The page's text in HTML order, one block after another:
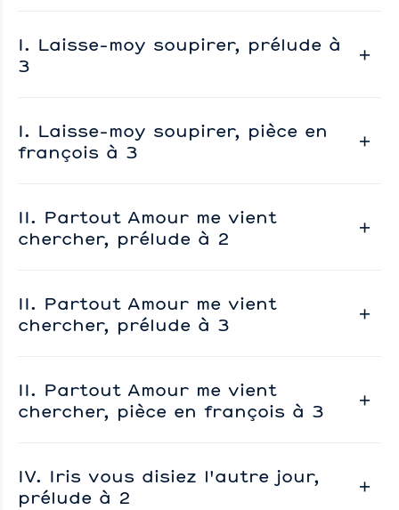
I. Laisse-moy soupirer, prélude à
3
I. Laisse-moy soupirer, pièce en
françois à 3
II. Partout Amour me vient
chercher, prélude à 2
II. Partout Amour me vient
chercher, prélude à 3
II. Partout Amour me vient
chercher, pièce en françois à 3
IV. Iris vous disiez l'autre jour,
prélude à 2